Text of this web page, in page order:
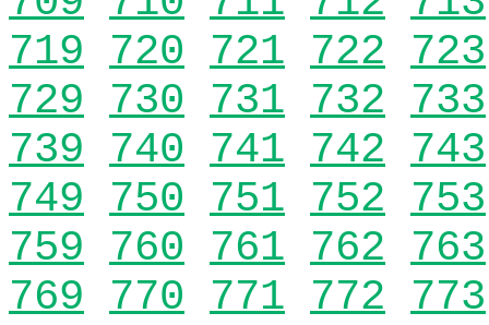
719 720 721 722 723
729 730 731 732 733
739 740 741 742 743
749 750 751 752 753
759 760 761 762 763
769 770 771 772 773